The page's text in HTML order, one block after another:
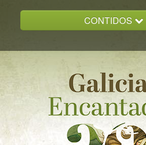
CONTIDOS
GALICIA ENCANTADA
DOCUMENTACION
NOVAS
CONTACTO